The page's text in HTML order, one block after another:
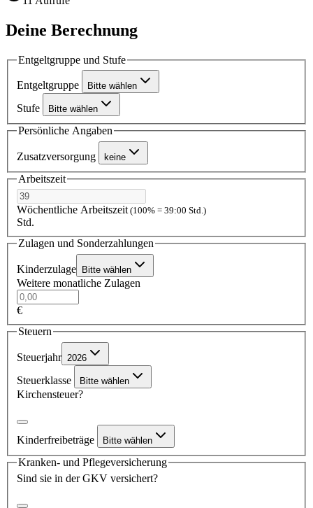
Deine Berechnung
Entgeltgruppe und Stufe
Entgeltgruppe Bitte wählen
Stufe Bitte wählen
Persönliche Angaben
Zusatzversorgung keine
Arbeitszeit
Wöchentliche Arbeitszeit(100% = 39:00 Std.)
Std.
Zulagen und Sonderzahlungen
Kinderzulage Bitte wählen
Weitere monatliche Zulagen
€
Steuern
Steuerjahr 2026
Steuerklasse Bitte wählen
Kirchensteuer?
Kinderfreibeträge Bitte wählen
Kranken- und Pflegeversicherung
Sind sie in der GKV versichert?